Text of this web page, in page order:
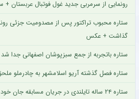
رونمایی از سرمربی جدید غول فوتبال عربستان +
ستاره محبوب تراکتور پس از مصدومیت جزئی
گذاشت + عکس
ستاره باتجربه از جمع سبزپوشان اصفهانی جدا
ستاره فصل گذشته آریو اسلامشهر به چادرملو
ستاره ۲۴ ساله تایلندی در جریان مسابقه جان